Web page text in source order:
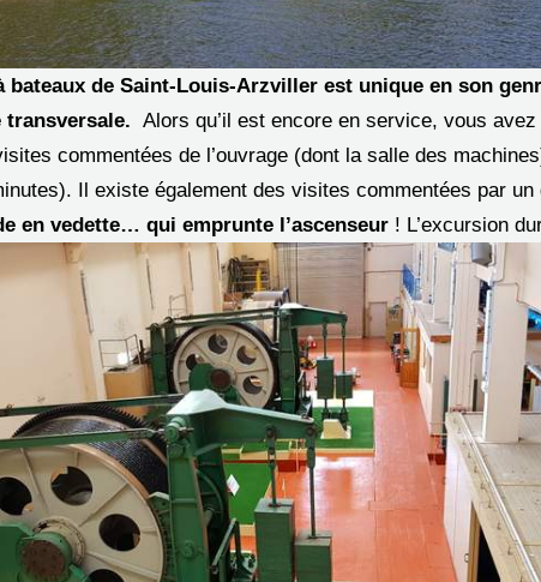
bateaux de Saint-Louis-Arzviller est unique en son
transversale. Alors qu’il est encore en service, vous
commentées de l’ouvrage (dont la salle des
Il existe également des visites commentées par un
en vedette… qui emprunte l’ascenseur ! L’excursion